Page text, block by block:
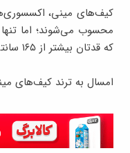
کیف‌های مینی،
محسوب می‌شوند؛ اما
که قدتان بیشتر از ۱۶۵ سانتی‌متر باشد.
امسال به ترند کیف‌های